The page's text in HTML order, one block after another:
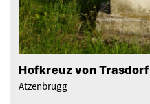
Hofkreuz von Trasdorf
Atzenbrugg